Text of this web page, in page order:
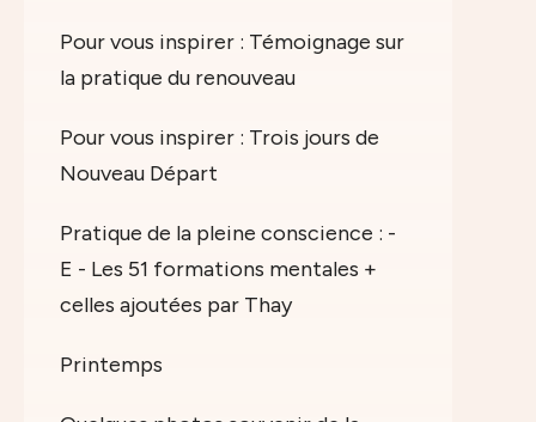
Pour vous inspirer : Témoignage sur
la pratique du renouveau
Pour vous inspirer : Trois jours de
Nouveau Départ
Pratique de la pleine conscience : -
E - Les 51 formations mentales +
celles ajoutées par Thay
Printemps